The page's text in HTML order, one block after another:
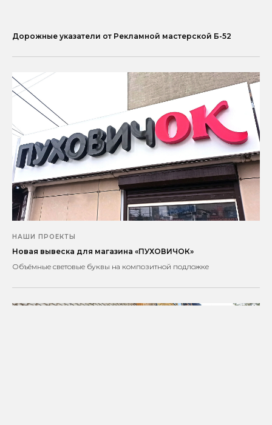
Дорожные указатели от Рекламной мастерской Б-52
НАШИ ПРОЕКТЫ
Новая вывеска для магазина «ПУХОВИЧОК»
Объёмные световые буквы на композитной подложке